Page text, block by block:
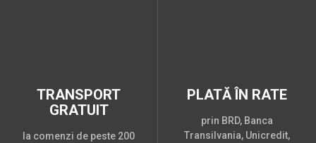
TRANSPORT
GRATUIT
la comenzi de peste 200
PLATĂ ÎN RATE
prin BRD, Banca
Transilvania, Unicredit,